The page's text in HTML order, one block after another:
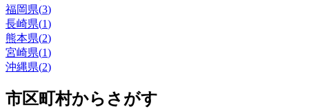
福岡県(3)
長崎県(1)
熊本県(2)
宮崎県(1)
沖縄県(2)
市区町村からさがす